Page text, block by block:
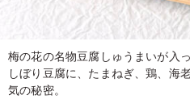
梅の花の名物豆腐しゅうまいが入
しぼり豆腐に、たまねぎ、鶏、海
気の秘密。